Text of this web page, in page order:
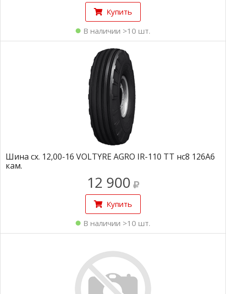
Купить
В наличии >10 шт.
Шина сх. 12,00-16 VOLTYRE AGRO IR-110 TT нс8 126A6
кам.
12 900
Купить
В наличии >10 шт.